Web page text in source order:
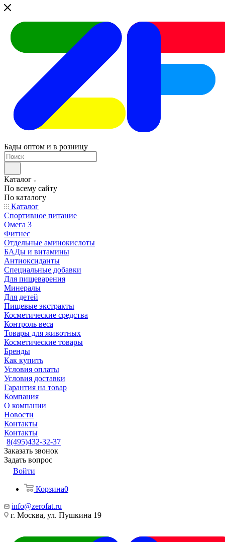
Бады оптом и в розницу
Каталог
По всему сайту
По каталогу
Каталог
Спортивное питание
Омега 3
Фитнес
Отдельные аминокислоты
БАДы и витамины
Антиоксиданты
Специальные добавки
Для пищеварения
Минералы
Для детей
Пищевые экстракты
Косметические средства
Контроль веса
Товары для животных
Косметические товары
Бренды
Как купить
Условия оплаты
Условия доставки
Гарантия на товар
Компания
О компании
Новости
Контакты
Контакты
8(495)432-32-37
Заказать звонок
Задать вопрос
Войти
Корзина0
info@zerofat.ru
г. Москва, ул. Пушкина 19